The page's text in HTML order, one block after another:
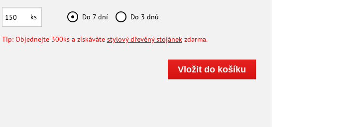
ks Do 7 dní Do 3 dnů
Tip: Objednejte 300ks a získáváte stylový dřevěný stojánekzdarma.